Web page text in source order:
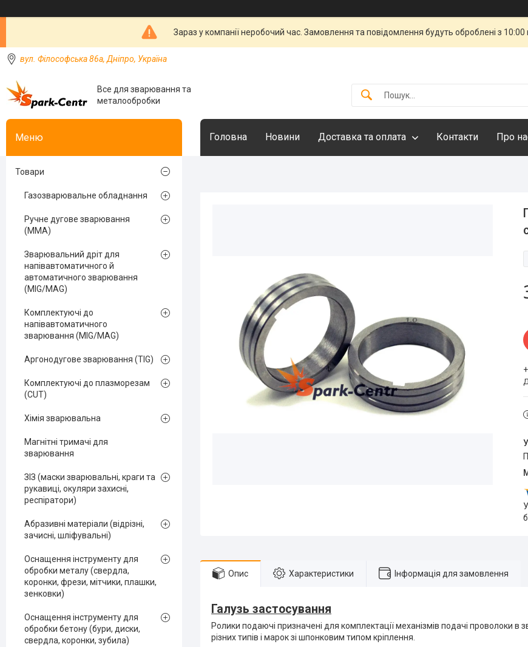
Зараз у компанії неробочий час. Замовлення та повідомлення будуть оброблені з
вул. Філософська 86а, Дніпро, Україна
Все для зварювання та
металообробки
Головна Новини Доставка та оплата Контакти Про
Опис Характеристики Інформація для замовлення
Галузь застосування
Ролики подаючі призначені для комплектації механізмів подачі проволоки в
різних типів і марок зі шпонковим типом кріплення.
Товари
Газозварювальне обладнання
Ручне дугове зварювання
(MMA)
Зварювальний дріт для
напівавтоматичного й
автоматичного зварювання
(MIG/MAG)
Комплектуючі до
напівавтоматичного
зварювання (MIG/MAG)
Аргонодугове зварювання (TIG)
Комплектуючі до плазморезам
(CUT)
Хімія зварювальна
Магнітні тримачі для
зварювання
ЗІЗ (маски зварювальні, краги та
рукавиці, окуляри захисні,
респіратори)
Абразивні матеріали (відрізні,
зачисні, шліфувальні)
Оснащення інструменту для
обробки металу (свердла,
коронки, фрези, мітчики, плашки,
зенковки)
Оснащення інструменту для
обробки бетону (бури, диски,
свердла, коронки, зубила)